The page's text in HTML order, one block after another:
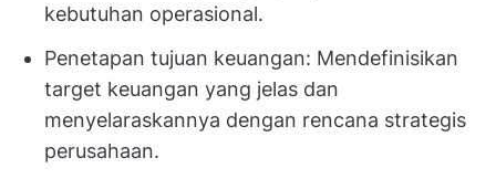
kebutuhan operasional.
Penetapan tujuan keuangan: Mendefinisikan
target keuangan yang jelas dan
menyelaraskannya dengan rencana strategis
perusahaan.